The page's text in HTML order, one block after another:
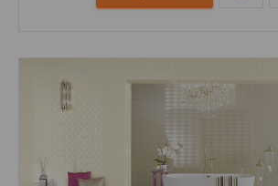
Стили: С полосами, волна; Под камень;
Цвета: